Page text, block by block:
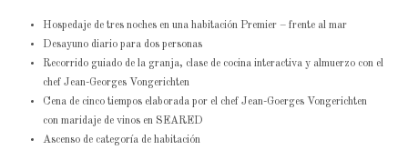
Hospedaje de tres noches en una habitación Premier – frente al mar
Desayuno diario para dos personas
Recorrido guiado de la granja, clase de cocina interactiva y almuerzo con el
chef Jean-Georges Vongerichten
Cena de cinco tiempos elaborada por el chef Jean-Goerges Vongerichten
con maridaje de vinos en SEARED
Ascenso de categoría de habitación